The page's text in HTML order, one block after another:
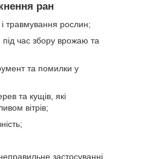
ран
травмування рослин;
час збору врожаю та
та помилки у
та кущів, які
вітрів;
застосуванні